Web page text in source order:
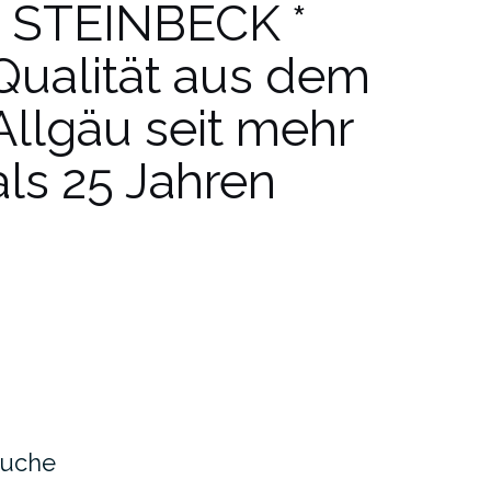
STEINBECK *
aus dem
seit mehr
25 Jahren